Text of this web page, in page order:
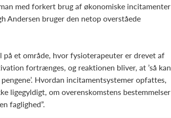
med forkert brug af økonomiske incitamenter
Andersen bruger den netop overståede
et område, hvor fysioterapeuter er drevet af
fortrænges, og reaktionen bliver, at ’så kan
Hvordan incitamentsystemer opfattes,
ligegyldigt, om overenskomstens bestemmelser
faglighed”.